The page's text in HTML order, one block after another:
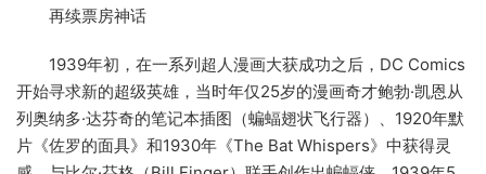
再续票房神话
1939年初，在一系列超人漫画大获成功之后，DC Comics
开始寻求新的超级英雄，当时年仅25岁的漫画奇才鲍勃·凯恩从
列奥纳多·达芬奇的笔记本插图（蝙蝠翅状飞行器）、1920年默
片《佐罗的面具》和1930年《The Bat Whispers》中获得灵